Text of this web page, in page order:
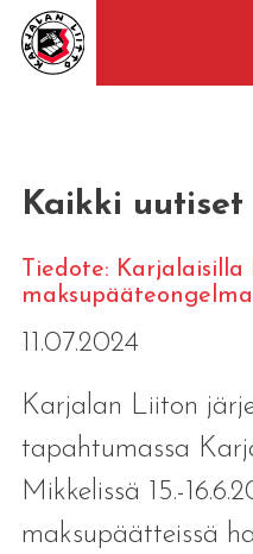
Kaikki uutiset
Tiedote:
11.07.2024
Karjalan Liiton
tapahtumassa
Mikkelissä 15.-
maksupäätteissä